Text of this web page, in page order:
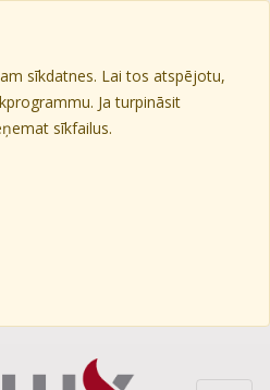
sīkdatnes. Lai tos atspējotu,
Ja turpināsit
sīkfailus.